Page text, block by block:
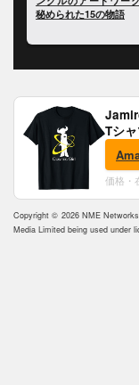
秘められた15の物語
Tシ
価格・
Copyright © 2026 NME
Media Limited being used under